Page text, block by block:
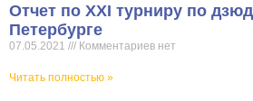
Отчет по XXI турниру по
Петербурге
07.05.2021 Комментариев нет
Читать полностью »